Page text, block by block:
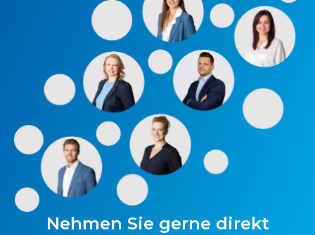
Nehmen Sie gerne direkt